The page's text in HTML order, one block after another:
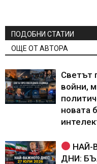
ПОДОБНИ СТАТИИ
ОЩЕ ОТ АВТОРА
Светът
войни,
новата
НАЙ-
ДНИ: